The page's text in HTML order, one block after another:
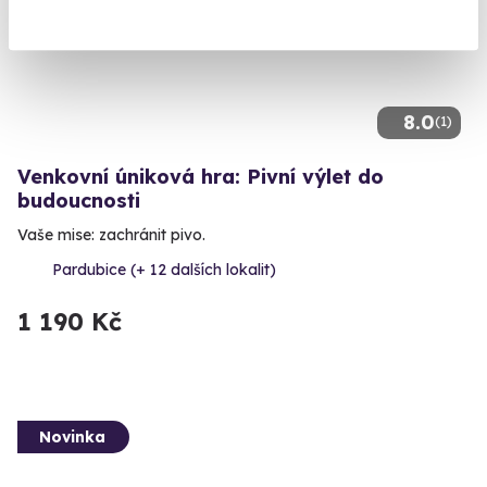
8.0(1)
Venkovní úniková hra: Pivní výlet do
budoucnosti
Vaše mise: zachránit pivo.
Pardubice (+ 12 dalších lokalit)
1 190 Kč
Novinka